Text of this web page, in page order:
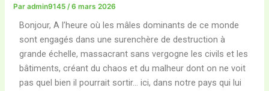
Paradmin9145/6 mars 2026
Bonjour, A l’heure où les mâles dominants de ce monde
sont engagés dans une surenchère de destruction à
grande échelle, massacrant sans vergogne les civils et les
bâtiments, créant du chaos et du malheur dont on ne voit
pas quel bien il pourrait sortir… ici, dans notre pays qui lui